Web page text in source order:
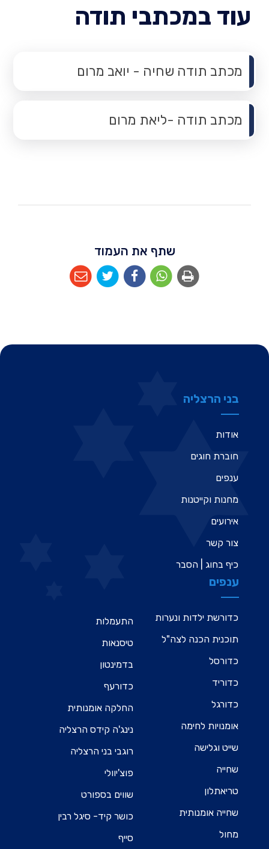
עוד במכתבי תודה
מכתב תודה שחיה - יואב מרום
מכתב תודה -ליאת מרום
שתף את העמוד
בני הרצליה
אודות
חוברת חוגים
ענפים
מחנות וקייטנות
אירועים
צור קשר
כיף בחוג | הסבר
ענפים
כדורשת ילדות ונערות
תוכנית הכנה לצה"ל
כדורסל
כדוריד
כדורגל
אומנויות לחימה
שייט וגלישה
שחייה
טריאתלון
שחייה אומנותית
מחול
התעמלות
טיסנאות
בדמינטון
כדורעף
החלקה אומנותית
נינג'ה קידס הרצליה
רוגבי בני הרצליה
פוצ'יוולי
שווים בספורט
כושר קיד- סיגל רבין
סייף